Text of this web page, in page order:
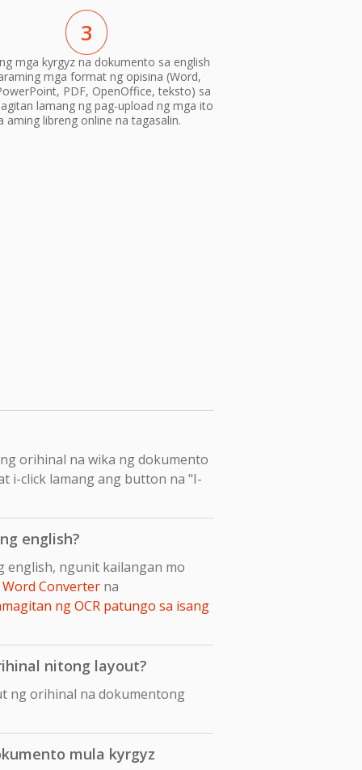
3
mga kyrgyz na dokumento sa english
mga format ng opisina (Word,
PDF, OpenOffice, teksto) sa
lamang ng pag-upload ng mga ito
aming libreng online na tagasalin.
orihinal na wika ng dokumento
i-click lamang ang button na "I-
english?
english, ngunit kailangan mo
Word Converter na
ng OCR patungo sa isang
nitong layout?
ng orihinal na dokumentong
mula kyrgyz